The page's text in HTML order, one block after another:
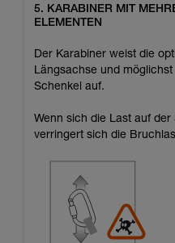
5. KARABINER MIT
ELEMENTEN
Der Karabiner weist die
Längsachse und
Schenkel auf.
Wenn sich die Last auf
verringert sich die